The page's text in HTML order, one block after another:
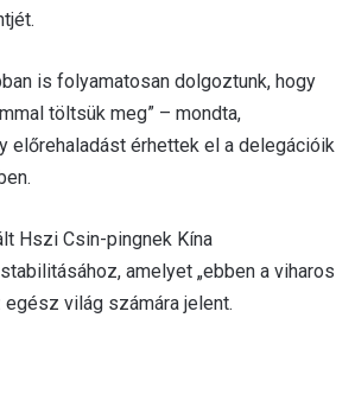
is folyamatosan dolgoztunk, hogy
töltsük meg” – mondta,
előrehaladást érhettek el a delegációik
Hszi Csin-pingnek Kína
amelyet „ebben a viharos
egész világ számára jelent.